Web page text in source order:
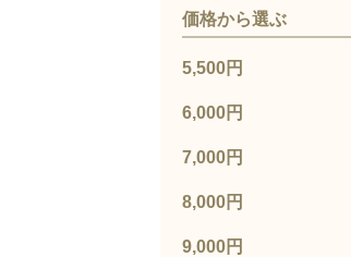
価格から選ぶ
5,500円
6,000円
7,000円
8,000円
9,000円